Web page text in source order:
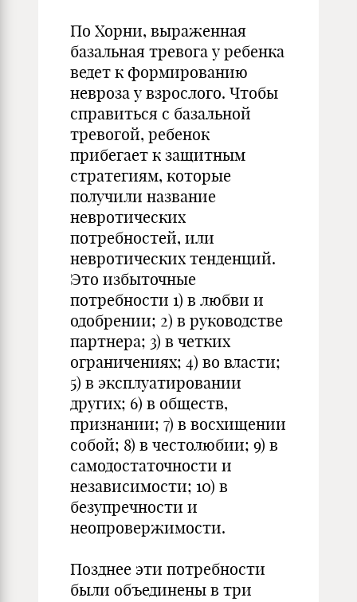
По Хорни, выраженная
базальная тревога у ребенка
ведет к формированию
невроза у взрослого. Чтобы
справиться с базальной
тревогой, ребенок
прибегает к защитным
стратегиям, которые
получили название
невротических
потребностей, или
невротических тенденций.
Это избыточные
потребности 1) в любви и
одобрении; 2) в руководстве
партнера; 3) в четких
ограничениях; 4) во власти;
5) в эксплуатировании
других; 6) в обществ,
признании; 7) в восхищении
собой; 8) в честолюбии; 9) в
самодостаточности и
независимости; 10) в
безупречности и
неопровержимости.
Позднее эти потребности
были объединены в три